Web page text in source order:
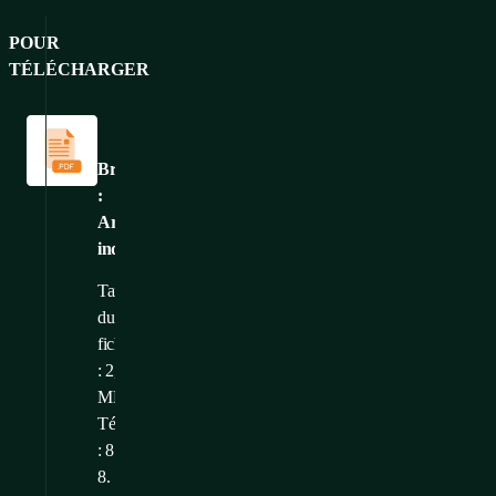
POUR
TÉLÉCHARGER
Brochure
:
Armoires
industrielles
Catalogues
et
brochures
Taille
du
fichier
: 2,25
MB
Téléchargé
: 8.
8.